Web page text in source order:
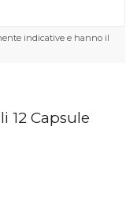
indicative e hanno il
12 Capsule